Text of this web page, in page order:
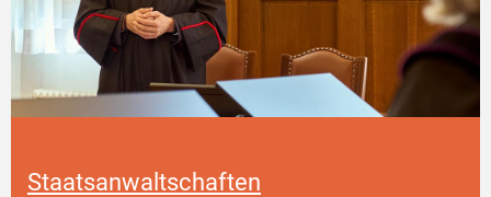
Staatsanwaltschaften